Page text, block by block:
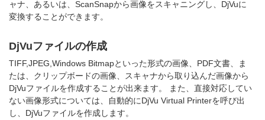
ャナ、あるいは、ScanSnapから画像をスキャニングし、DjVuに
変換することができます。
DjVuファイルの作成
TIFF,JPEG,Windows Bitmapといった形式の画像、PDF文書、ま
たは、クリップボードの画像、スキャナから取り込んだ画像から
DjVuファイルを作成することが出来ます。 また、直接対応してい
ない画像形式については、自動的にDjVu Virtual Printerを呼び出
し、DjVuファイルを作成します。